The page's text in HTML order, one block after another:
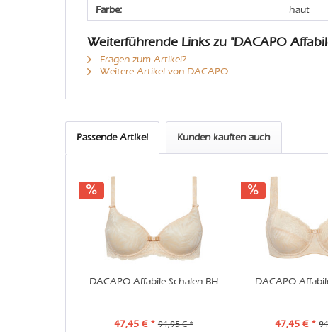
Farbe:
haut
Weiterführende Links zu "DACAPO
Fragen zum Artikel?
Weitere Artikel von DACAPO
Passende Artikel Kunden kauften auch
DACAPO Affabile Schalen BH
47,45 € * 94,95 € *
DACAPO
47,45 € *